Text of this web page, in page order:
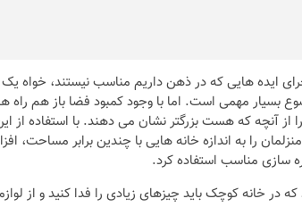
ایده هایی که در ذهن داریم مناسب نیستند، خواه
بسیار مهمی است. اما با وجود کمبود فضا باز هم راه
از آنچه که هست بزرگتر نشان می دهند. با استفاده
منزلمان را به اندازه خانه هایی با چندین برابر
سازی مناسب استفاده کرد.
در خانه کوچک باید چیزهای زیادی را فدا کنید و از